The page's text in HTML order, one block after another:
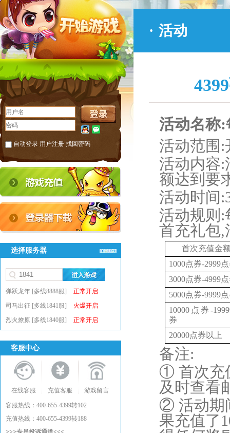
自动登录 用户注册 找回密码
选择服务器
弹跃龙年 [多线8888服]
正常开启
司马出征 [多线1841服]
火爆开启
烈火燎原 [多线1840服]
正常开启
客服中心
在线客服 充值客服 游戏留言
客服热线：400-655-4399转102
充值热线：400-655-4399转188
· 活动
活动名称
活动范围 :
活动内容:
额达到要
活动时间 :
活动规则 :
首充礼包,
首次充值金
1000点券-2999
3000点券-4999
5000点券-9999
10000点券-
券
20000点券以上
备注:
① 首次充
及时查看
② 活动期
果充值了